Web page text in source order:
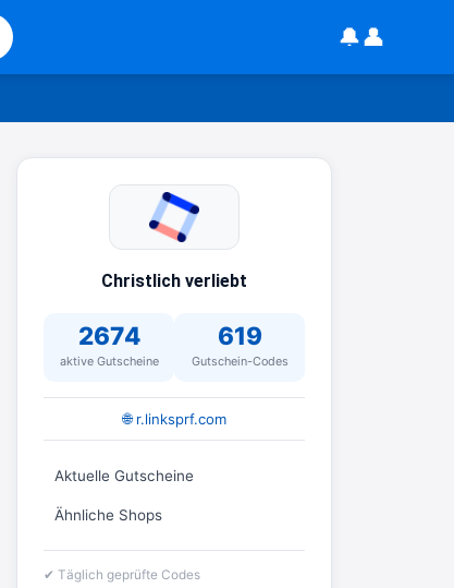
🔔👤
Christlich verliebt
2674
aktive Gutscheine
619
Gutschein-Codes
🌐 r.linksprf.com
Aktuelle Gutscheine
Ähnliche Shops
✔ Täglich geprüfte Codes